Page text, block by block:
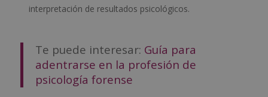
interpretación de resultados psicológicos.
Te puede interesar: Guía para
adentrarse en la profesión de
psicología forense